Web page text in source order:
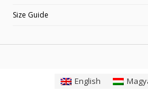
Size Guide
English